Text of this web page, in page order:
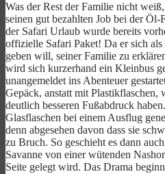
Was der Rest der Familie nicht
seinen gut bezahlten Job bei der Öl-
der Safari Urlaub wurde bereits
offizielle Safari Paket! Da er sich
geben will, seiner Familie zu
wird sich kurzerhand ein Kleinbus
unangemeldet ins Abenteuer
Gepäck, anstatt mit Plastikflaschen,
deutlich besseren Fußabdruck
Glasflaschen bei einem Ausflug
denn abgesehen davon dass sie
zu Bruch. So geschieht es dann
Savanne von einer wütenden
Seite gelegt wird. Das Drama